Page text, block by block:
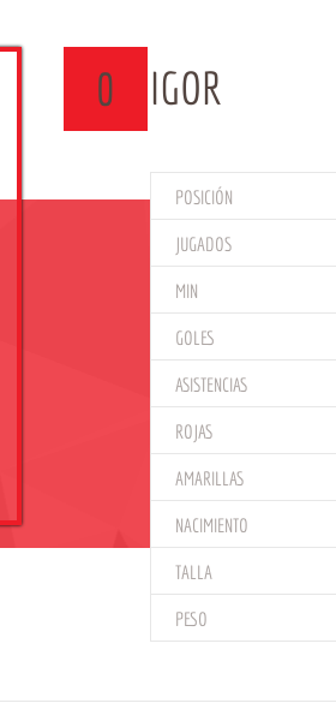
0 IGOR
POSICIÓN
JUGADOS
MIN
GOLES
ASISTENCIAS
ROJAS
AMARILLAS
NACIMIENTO
TALLA
PESO